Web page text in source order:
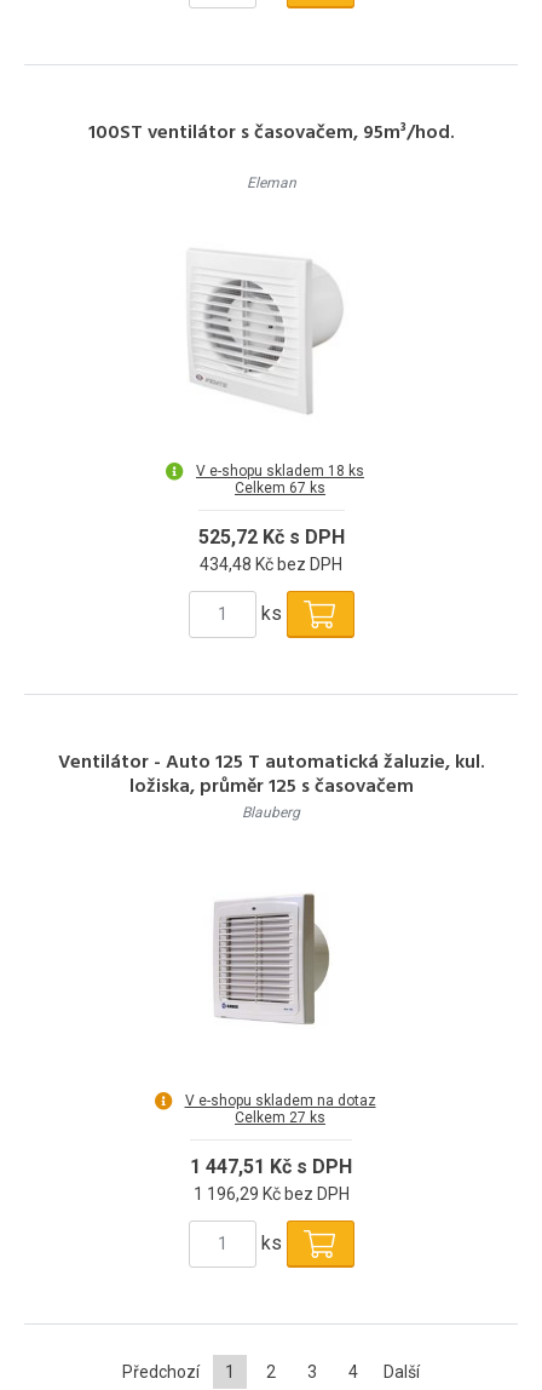
100ST ventilátor s časovačem, 95m³/hod.
Eleman
V e-shopu skladem 18 ks
Celkem 67 ks
525,72 Kč s DPH
434,48 Kč bez DPH
ks
Ventilátor - Auto 125 T automatická žaluzie, kul.
ložiska, průměr 125 s časovačem
Blauberg
V e-shopu skladem na dotaz
Celkem 27 ks
1 447,51 Kč s DPH
1 196,29 Kč bez DPH
ks
Předchozí 1 2 3 4 Další